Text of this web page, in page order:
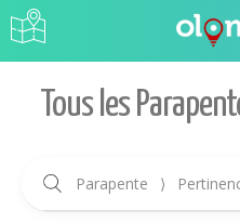
Tous les
Parapente ⟩